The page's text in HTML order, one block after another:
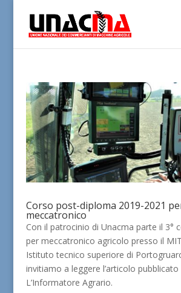
Corso post-diploma 2019-2021
meccatronico
Con il patrocinio di Unacma parte il 3°
per meccatronico agricolo presso il
Istituto tecnico superiore di
invitiamo a leggere l’articolo pubblicato
L’Informatore Agrario.